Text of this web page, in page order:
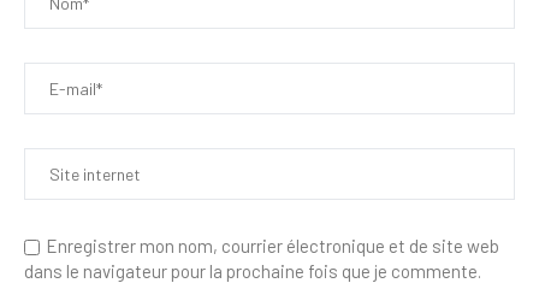
Enregistrer mon nom, courrier électronique et de site web
dans le navigateur pour la prochaine fois que je commente.